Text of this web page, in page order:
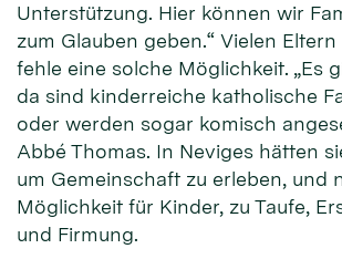
Unterstützung. Hier können wir
zum Glauben geben.“ Vielen
fehle eine solche Möglichkeit. „Es
da sind kinderreiche katholische
oder werden sogar komisch
Abbé Thomas. In Neviges hätten
um Gemeinschaft zu erleben, und
Möglichkeit für Kinder, zu Taufe,
und Firmung.